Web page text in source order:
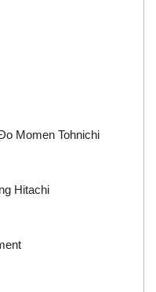
Momen Tohnichi
Hitachi